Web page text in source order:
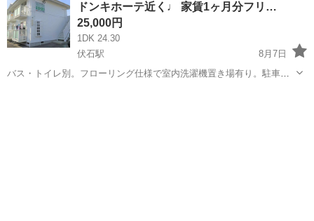
ドンキホーテ近く♩ 家賃1ヶ月分フリ…
25,000円
1DK 24.30
伏石駅
8月7日
バス・トイレ別。フローリング仕様で室内洗濯機置き場有り。駐車